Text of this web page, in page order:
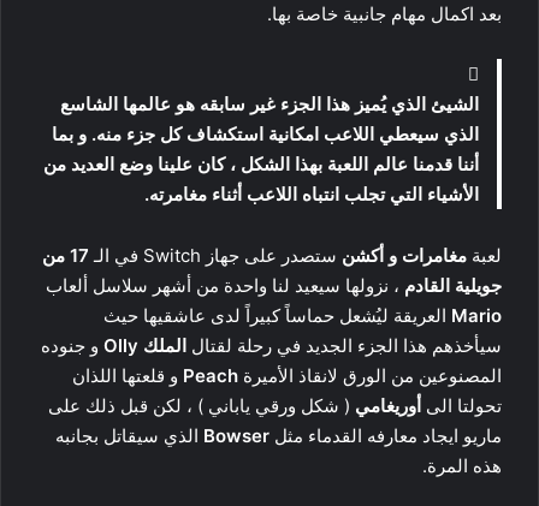
بعد اكمال مهام جانبية خاصة بها.
الشيئ الذي يُميز هذا الجزء غير سابقه هو عالمها الشاسع
الذي سيعطي اللاعب امكانية استكشاف كل جزء منه. و بما
أننا قدمنا عالم اللعبة بهذا الشكل ، كان علينا وضع العديد من
الأشياء التي تجلب انتباه اللاعب أثناء مغامرته.
لعبة مغامرات و أكشن ستصدر على جهاز Switch في الـ
17 من
جويلية القادم ، نزولها سيعيد لنا واحدة من أشهر سلاسل ألعاب
Mario العريقة ليُشعل حماساً كبيراً لدى عاشقيها حيث
سيأخذهم هذا الجزء الجديد في رحلة لقتال الملك Olly
و جنوده
المصنوعين من الورق لانقاذ الأميرة Peach و قلعتها اللذان
تحولتا الى أوريغامي ( شكل ورقي ياباني ) ، لكن قبل ذلك على
ماريو ايجاد معارفه القدماء مثل Bowser الذي سيقاتل بجانبه
هذه المرة.